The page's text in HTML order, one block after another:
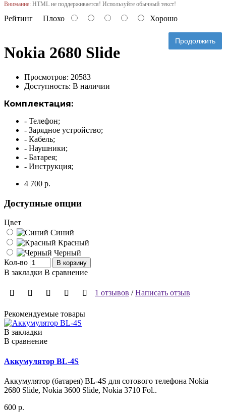
Внимание: HTML не поддерживается! Используйте обычный текст!
Рейтинг Плохо Хорошо
Продолжить
Nokia 2680 Slide
Просмотров: 20583
Доступность: В наличии
Комплектация:
- Телефон;
- Зарядное устройство;
- Кабель;
- Наушники;
- Батарея;
- Инструкция;
4 700 р.
Доступные опции
Цвет
Синий
Красный
Черный
Кол-во
В корзину
В закладки В сравнение
1 отзывов /Написать отзыв
Рекомендуемые товары
В закладки
В сравнение
Аккумулятор BL-4S
Аккумулятор (батарея) BL-4S для сотового телефона Nokia
2680 Slide, Nokia 3600 Slide, Nokia 3710 Fol..
600 р.